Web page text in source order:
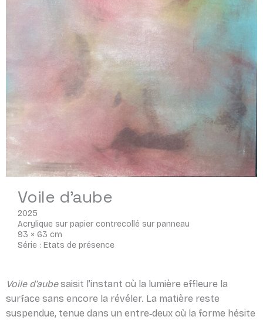
Voile d'aube
2025
Acrylique sur papier contrecollé sur panneau
93 × 63 cm
Série : Etats de présence
Voile d’aubesaisit l’instant où la lumière effleure la
surface sans encore la révéler. La matière reste
suspendue, tenue dans un entre‑deux où la forme hésite